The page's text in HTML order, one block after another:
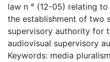
law n ° (12-05) relating
the establishment of two
supervisory authority for
audiovisual supervisory
Keywords: media